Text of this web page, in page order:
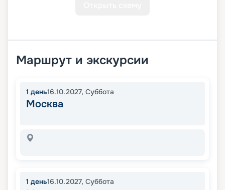
Маршрут и экскурсии
1 день16.10.2027, Суббота
Москва
1 день16.10.2027, Суббота